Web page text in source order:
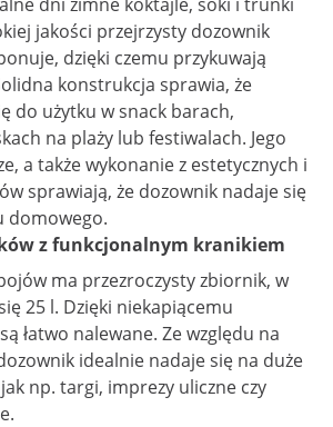
jakości przejrzysty dozownik
dzięki czemu przykuwają
konstrukcja sprawia, że
do użytku w snack barach,
na plaży lub festiwalach. Jego
a także wykonanie z estetycznych i
sprawiają, że dozownik nadaje się
domowego.
z funkcjonalnym kranikiem
ma przezroczysty zbiornik, w
25 l. Dzięki niekapiącemu
łatwo nalewane. Ze względu na
idealnie nadaje się na duże
np. targi, imprezy uliczne czy